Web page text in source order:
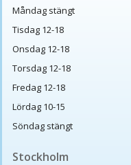
Måndag stängt
Tisdag 12-18
Onsdag 12-18
Torsdag 12-18
Fredag 12-18
Lördag 10-15
Söndag stängt
Stockholm